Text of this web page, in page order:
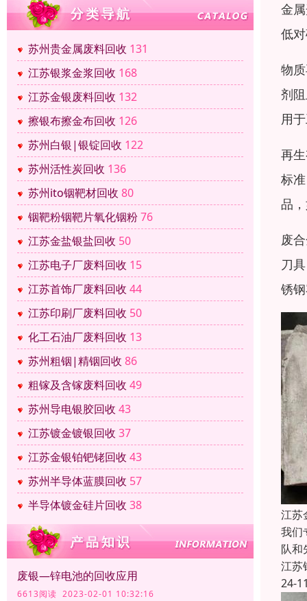
苏州贵金属废料回收 131
江苏银浆金浆回收 168
江苏金银废料回收 132
擦银布擦金布回收 126
苏州白银|银锭回收 122
苏州活性炭回收 136
苏州ito铟靶材回收 80
铟靶粉铟靶片氧化铟粉76
江苏金盐银盐回收 50
江苏电子厂废料回收 15
江苏首饰厂废料回收 44
江苏印刷厂废料回收 50
化工石油厂废料回收 13
苏州粗铟|精铟回收 86
粗镓及含镓废料回收 49
苏州导电银胶回收 43
江苏镀金镀银回收 37
江苏金银铂钯铑回收 43
苏州半导体蓝膜回收 57
半导体镀金硅片回收 38
废银—锌电池的回收应用
6613阅读 2023-02-01 10:32:16
金
低
物
剂
用
再
标
品
废
刀
锈
江苏
我们
队和
江苏
24-